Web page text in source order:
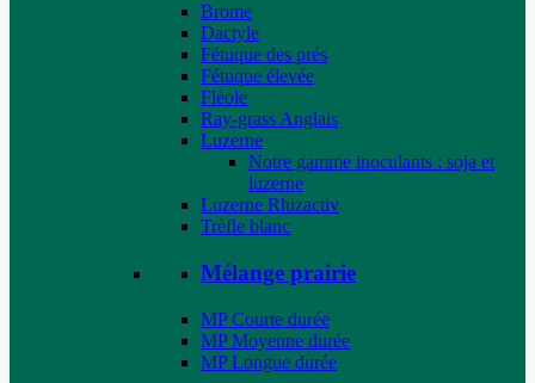
Brome
Dactyle
Fétuque des prés
Fétuque élevée
Fléole
Ray-grass Anglais
Luzerne
Notre gamme inoculants : soja et
luzerne
Luzerne Rhizactiv
Trèfle blanc
Mélange prairie
MP Courte durée
MP Moyenne durée
MP Longue durée